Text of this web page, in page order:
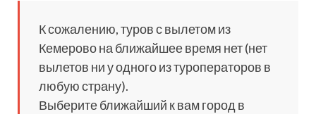
К сожалению, туров с вылетом из
Кемерово на ближайшее время нет (нет
вылетов ни у одного из туроператоров в
любую страну).
Выберите ближайший к вам город в